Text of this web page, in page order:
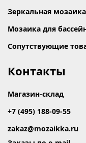
Зеркальная мозаика
Мозаика для
Сопутствующие
Контакты
Магазин-склад
+7 (495) 188-09-55
zakaz@mozaikka.ru